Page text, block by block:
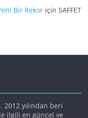
Bir Rekor içinSAFFET
2012 yılından beri
ilgili en güncel ve